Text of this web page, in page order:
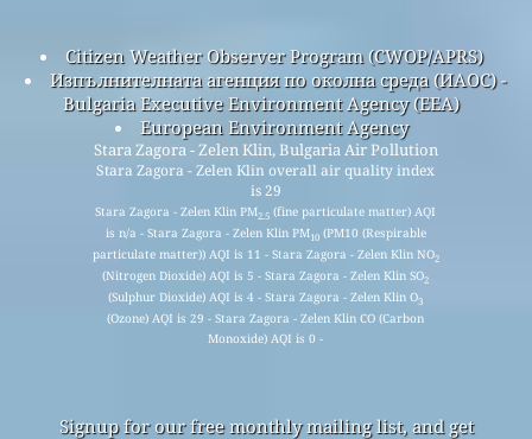
Citizen Weather Observer Program (CWOP/APRS)
Изпълнителната агенция по околна среда (ИАОС) -
Bulgaria Executive Environment Agency (EEA)
European Environment Agency
Stara Zagora - Zelen Klin, Bulgaria Air Pollution
Stara Zagora - Zelen Klin overall air quality index
is 29
Stara Zagora - Zelen Klin PM2.5 (fine particulate matter) AQI
is n/a - Stara Zagora - Zelen Klin PM10(PM10 (Respirable
particulate matter)) AQI is 11 - Stara Zagora - Zelen Klin NO2
(Nitrogen Dioxide) AQI is 5 - Stara Zagora - Zelen Klin SO2
(Sulphur Dioxide) AQI is 4 - Stara Zagora - Zelen Klin O3
(Ozone) AQI is 29 - Stara Zagora - Zelen Klin CO (Carbon
Monoxide) AQI is 0 -
Signup for our free monthly mailing list, and get